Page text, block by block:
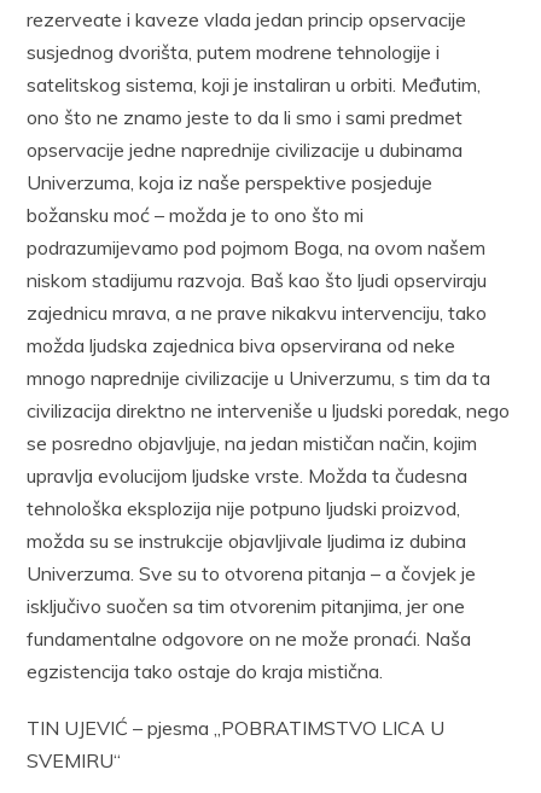
rezerveate i kaveze vlada jedan princip opservacije
susjednog dvorišta, putem modrene tehnologije i
satelitskog sistema, koji je instaliran u orbiti. Međutim,
ono što ne znamo jeste to da li smo i sami predmet
opservacije jedne naprednije civilizacije u dubinama
Univerzuma, koja iz naše perspektive posjeduje
božansku moć – možda je to ono što mi
podrazumijevamo pod pojmom Boga, na ovom našem
niskom stadijumu razvoja. Baš kao što ljudi opserviraju
zajednicu mrava, a ne prave nikakvu intervenciju, tako
možda ljudska zajednica biva opservirana od neke
mnogo naprednije civilizacije u Univerzumu, s tim da ta
civilizacija direktno ne interveniše u ljudski poredak, nego
se posredno objavljuje, na jedan mističan način, kojim
upravlja evolucijom ljudske vrste. Možda ta čudesna
tehnološka eksplozija nije potpuno ljudski proizvod,
možda su se instrukcije objavljivale ljudima iz dubina
Univerzuma. Sve su to otvorena pitanja – a čovjek je
isključivo suočen sa tim otvorenim pitanjima, jer one
fundamentalne odgovore on ne može pronaći. Naša
egzistencija tako ostaje do kraja mistična.
TIN UJEVIĆ – pjesma „POBRATIMSTVO LICA U
SVEMIRU“